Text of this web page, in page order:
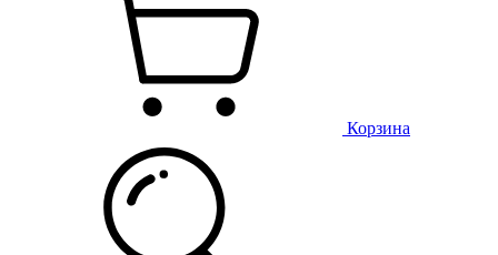
Корзина